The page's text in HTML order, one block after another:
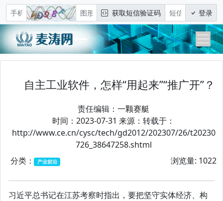
获取短信验证码 登录
自主工业软件，怎样“用起来”“推广开”？
责任编辑： 一颗赛艇
时间：2023-07-31 来源：转载于：
http://www.ce.cn/cysc/tech/gd2012/202307/26/t20230
726_38647258.shtml
分类： 产业前沿 浏览量: 1022
习近平总书记在江苏考察时指出，要把坚守实体经济、构